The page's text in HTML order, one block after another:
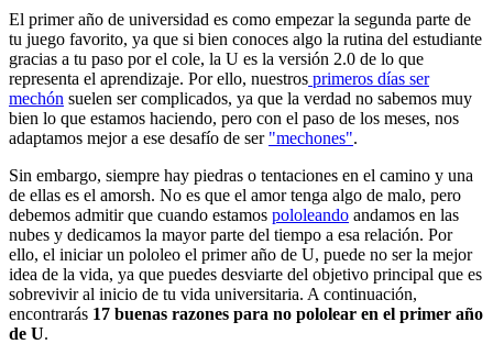
El primer año de universidad es como empezar la segunda parte de
tu juego favorito, ya que si bien conoces algo la rutina del estudiante
gracias a tu paso por el cole, la U es la versión 2.0 de lo que
representa el aprendizaje. Por ello, nuestros primeros días ser
mechón suelen ser complicados, ya que la verdad no sabemos muy
bien lo que estamos haciendo, pero con el paso de los meses, nos
adaptamos mejor a ese desafío de ser "mechones".
Sin embargo, siempre hay piedras o tentaciones en el camino y una
de ellas es el amorsh. No es que el amor tenga algo de malo, pero
debemos admitir que cuando estamos pololeando andamos en las
nubes y dedicamos la mayor parte del tiempo a esa relación. Por
ello, el iniciar un pololeo el primer año de U, puede no ser la mejor
idea de la vida, ya que puedes desviarte del objetivo principal que es
sobrevivir al inicio de tu vida universitaria. A continuación,
encontrarás 17 buenas razones para no pololear en el primer año
de U.